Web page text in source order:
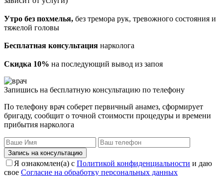
Утро без похмелья, без тремора рук, тревожного состояния и
тяжелой головы
Бесплатная консультация нарколога
Скидка 10% на последующий вывод из запоя
Запишись на бесплатную консультацию по телефону
По телефону врач соберет первичный анамез, сформирует
бригаду, сообщит о точной стоимости процедуры и времени
прибытия нарколога
Запись на консультацию
Я ознакомлен(а) с Политикой конфиденциальности и даю
свое Согласие на обработку персональных данных